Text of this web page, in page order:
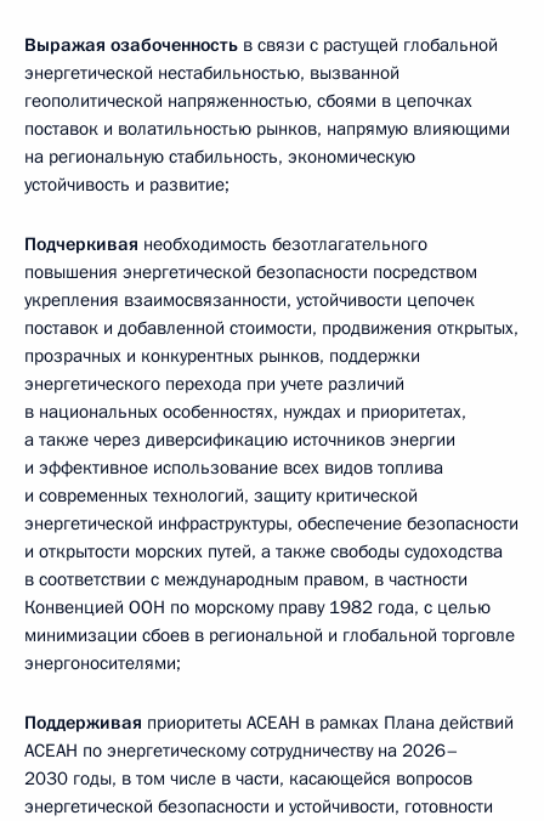
Выражая озабоченность в связи с растущей глобальной
энергетической нестабильностью, вызванной
геополитической напряженностью, сбоями в цепочках
поставок и волатильностью рынков, напрямую влияющими
на региональную стабильность, экономическую
устойчивость и развитие;
Подчеркивая необходимость безотлагательного
повышения энергетической безопасности посредством
укрепления взаимосвязанности, устойчивости цепочек
поставок и добавленной стоимости, продвижения открытых,
прозрачных и конкурентных рынков, поддержки
энергетического перехода при учете различий
в национальных особенностях, нуждах и приоритетах,
а также через диверсификацию источников энергии
и эффективное использование всех видов топлива
и современных технологий, защиту критической
энергетической инфраструктуры, обеспечение безопасности
и открытости морских путей, а также свободы судоходства
в соответствии с международным правом, в частности
Конвенцией ООН по морскому праву 1982 года, с целью
минимизации сбоев в региональной и глобальной торговле
энергоносителями;
Поддерживая приоритеты АСЕАН в рамках Плана действий
АСЕАН по энергетическому сотрудничеству на 2026–
2030 годы, в том числе в части, касающейся вопросов
энергетической безопасности и устойчивости, готовности